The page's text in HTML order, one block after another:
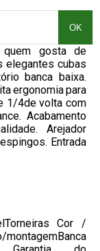
OK
gosta de
elegantes cubas
banca baixa.
ergonomia para
1/4de volta com
Acabamento
Arejador
Entrada
Cor /